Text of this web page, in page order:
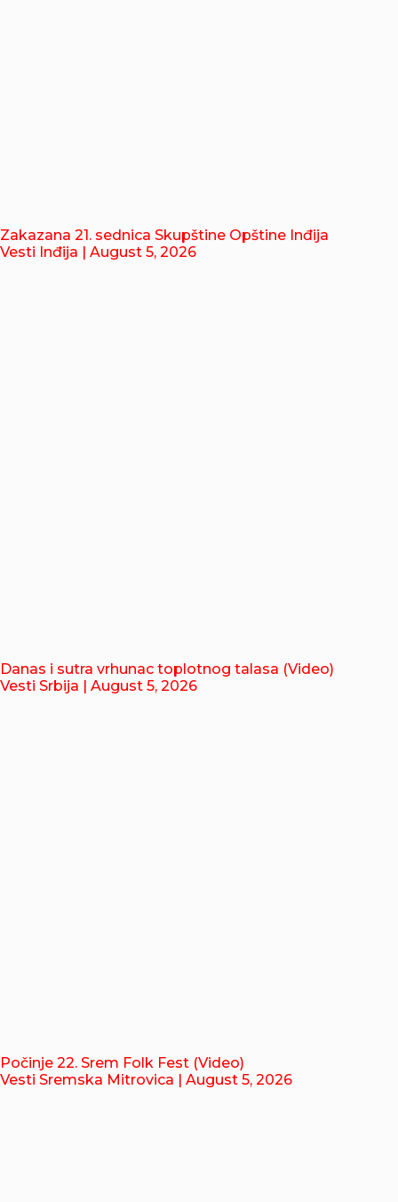
Zakazana 21. sednica Skupštine Opštine Inđija
Vesti Inđija | August 5, 2026
Danas i sutra vrhunac toplotnog talasa (Video)
Vesti Srbija | August 5, 2026
Počinje 22. Srem Folk Fest (Video)
Vesti Sremska Mitrovica | August 5, 2026